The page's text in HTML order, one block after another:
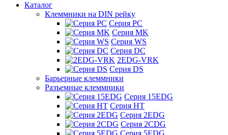
Каталог
Клеммники на DIN рейку
Серия PC
Серия MK
Серия WS
Серия DC
2EDG-VRK
Серия DS
Барьерные клеммники
Разъемные клеммники
Серия 15EDG
Серия HT
Серия 2EDG
Серия 2CDG
Серия 5EDG